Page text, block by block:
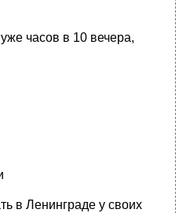
часов в 10 вечера,
в Ленинграде у своих